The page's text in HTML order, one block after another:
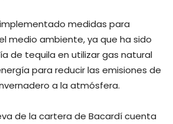
medidas para
medio ambiente, ya que ha sido
de tequila en utilizar gas natural
para reducir las emisiones de
a la atmósfera.
de la cartera de Bacardí cuenta